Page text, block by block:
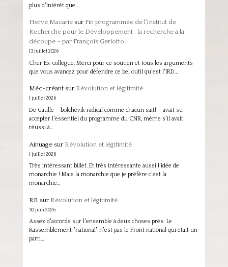
plus d'intérêt que…
Hervé Macariesur Fin programmée de l’Institut de
Recherche pour le Développement : la recherche à la
découpe – par François Gerlotto
13 juillet 2026
Cher Ex-collègue, Merci pour ce soutien et tous les arguments
que vous avancez pour défendre ce bel outil qu'est l'IRD…
Méc-créantsur Révolution et légitimité
1 juillet 2026
De Gaulle --bolchévik radical comme chacun sait!-- avait su
accepter l'essentiel du programme du CNR, même s'il avait
réussi à…
Ainuagesur Révolution et légitimité
1 juillet 2026
Très intéressant billet. Et très intéressante aussi l'idée de
monarchie ! Mais la monarchie que je préfère c'est la
monarchie…
RR sur Révolution et légitimité
30 juin 2026
Assez d'accords sur l'ensemble à deux choses près: Le
Rassemblement "national" n'est pas le Front national qui était un
parti…